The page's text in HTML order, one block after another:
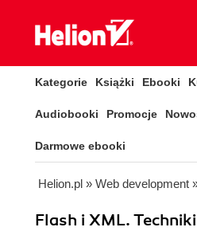
Kategorie Książki Ebooki
Audiobooki Promocje
Darmowe ebooki
Helion.pl » Web development
Flash i XML.